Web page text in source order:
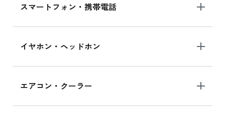
スマートフォン・携帯電話
イヤホン・ヘッドホン
エアコン・クーラー